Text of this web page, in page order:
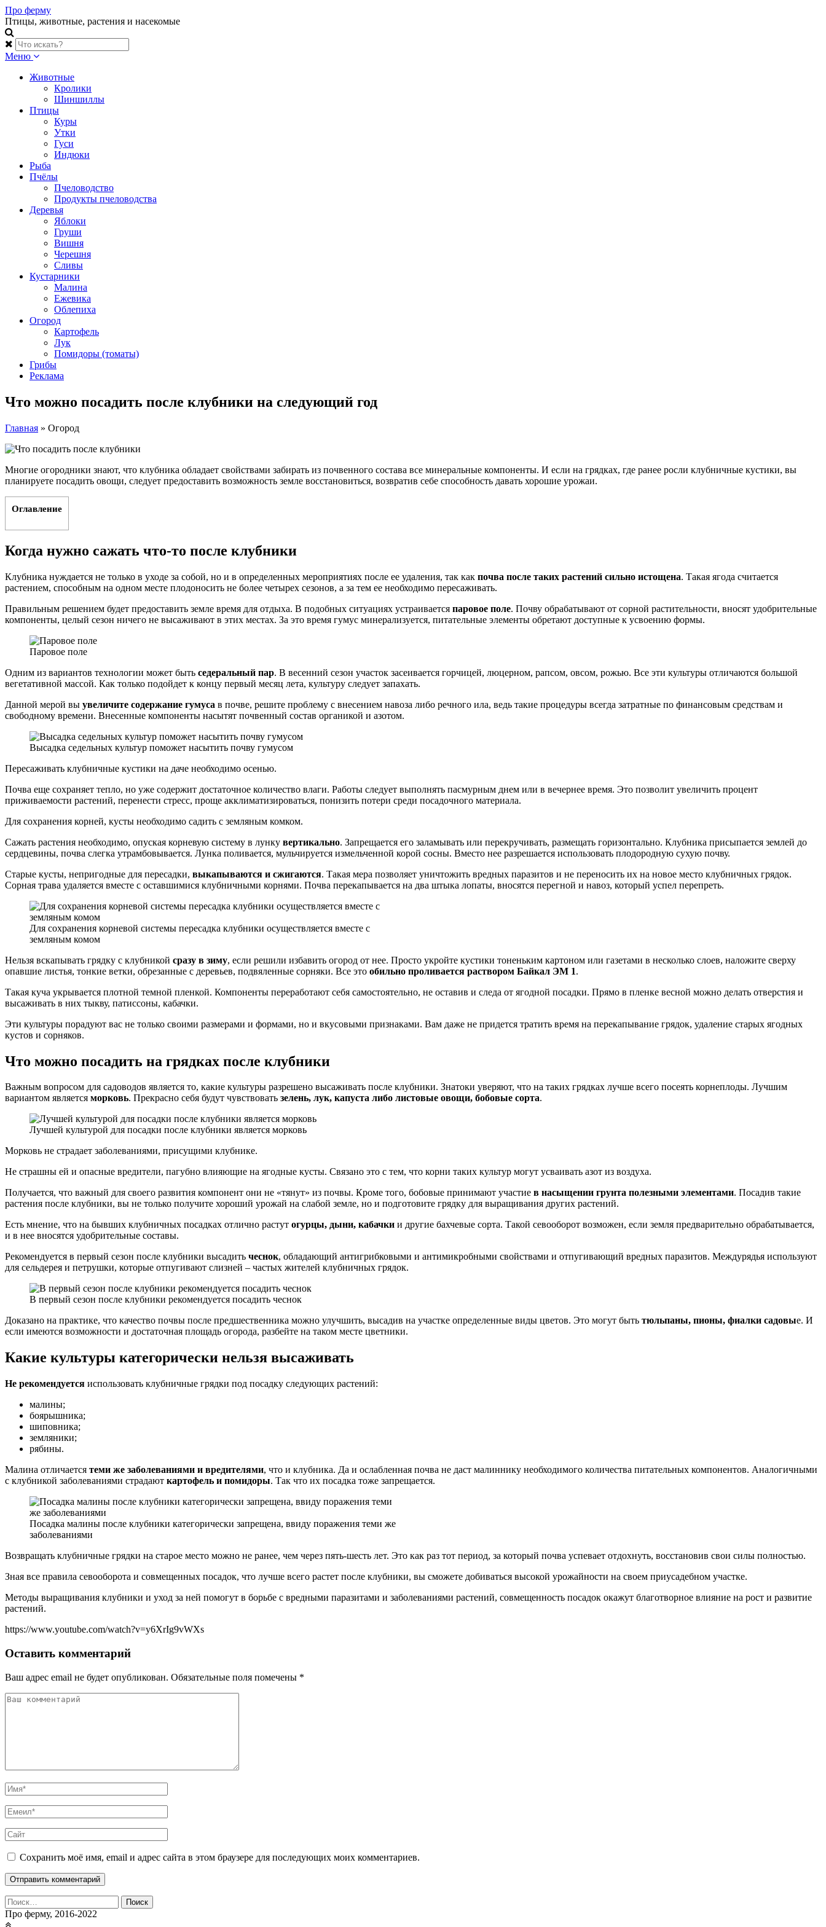
Skip
to
content
Про ферму
Птицы, животные, растения и насекомые
Меню
Животные
Кролики
Шиншиллы
Птицы
Куры
Утки
Гуси
Индюки
Рыба
Пчёлы
Пчеловодство
Продукты пчеловодства
Деревья
Яблоки
Груши
Вишня
Черешня
Сливы
Кустарники
Малина
Ежевика
Облепиха
Огород
Картофель
Лук
Помидоры (томаты)
Грибы
Реклама
Что можно посадить после клубники на следующий год
Главная » Огород
Многие огородники знают, что клубника обладает свойствами забирать из почвенного состава все минеральные компоненты. И если на грядках, где ранее росли клубничные кустики, вы
планируете посадить овощи, следует предоставить возможность земле восстановиться, возвратив себе способность давать хорошие урожаи.
Оглавление
Когда нужно сажать что-то после клубники
Клубника нуждается не только в уходе за собой, но и в определенных мероприятиях после ее удаления, так как почва после таких растений сильно истощена. Такая ягода считается
растением, способным на одном месте плодоносить не более четырех сезонов, а за тем ее необходимо пересаживать.
Правильным решением будет предоставить земле время для отдыха. В подобных ситуациях устраивается паровое поле. Почву обрабатывают от сорной растительности, вносят удобрительные
компоненты, целый сезон ничего не высаживают в этих местах. За это время гумус минерализуется, питательные элементы обретают доступные к усвоению формы.
Паровое поле
Одним из вариантов технологии может быть седеральный пар. В весенний сезон участок засеивается горчицей, люцерном, рапсом, овсом, рожью. Все эти культуры отличаются большой
вегетативной массой. Как только подойдет к концу первый месяц лета, культуру следует запахать.
Данной мерой вы увеличите содержание гумуса в почве, решите проблему с внесением навоза либо речного ила, ведь такие процедуры всегда затратные по финансовым средствам и
свободному времени. Внесенные компоненты насытят почвенный состав органикой и азотом.
Высадка седельных культур поможет насытить почву гумусом
Пересаживать клубничные кустики на даче необходимо осенью.
Почва еще сохраняет тепло, но уже содержит достаточное количество влаги. Работы следует выполнять пасмурным днем или в вечернее время. Это позволит увеличить процент
приживаемости растений, перенести стресс, проще акклиматизироваться, понизить потери среди посадочного материала.
Для сохранения корней, кусты необходимо садить с земляным комком.
Сажать растения необходимо, опуская корневую систему в лунку вертикально. Запрещается его заламывать или перекручивать, размещать горизонтально. Клубника присыпается землей до
сердцевины, почва слегка утрамбовывается. Лунка поливается, мульчируется измельченной корой сосны. Вместо нее разрешается использовать плодородную сухую почву.
Старые кусты, непригодные для пересадки, выкапываются и сжигаются. Такая мера позволяет уничтожить вредных паразитов и не переносить их на новое место клубничных грядок.
Сорная трава удаляется вместе с оставшимися клубничными корнями. Почва перекапывается на два штыка лопаты, вносятся перегной и навоз, который успел перепреть.
Для сохранения корневой системы пересадка клубники осуществляется вместе с
земляным комом
Нельзя вскапывать грядку с клубникой сразу в зиму, если решили избавить огород от нее. Просто укройте кустики тоненьким картоном или газетами в несколько слоев, наложите сверху
опавшие листья, тонкие ветки, обрезанные с деревьев, подвяленные сорняки. Все это обильно проливается раствором Байкал ЭМ 1.
Такая куча укрывается плотной темной пленкой. Компоненты переработают себя самостоятельно, не оставив и следа от ягодной посадки. Прямо в пленке весной можно делать отверстия и
высаживать в них тыкву, патиссоны, кабачки.
Эти культуры порадуют вас не только своими размерами и формами, но и вкусовыми признаками. Вам даже не придется тратить время на перекапывание грядок, удаление старых ягодных
кустов и сорняков.
Что можно посадить на грядках после клубники
Важным вопросом для садоводов является то, какие культуры разрешено высаживать после клубники. Знатоки уверяют, что на таких грядках лучше всего посеять корнеплоды. Лучшим
вариантом является морковь. Прекрасно себя будут чувствовать зелень, лук, капуста либо листовые овощи, бобовые сорта.
Лучшей культурой для посадки после клубники является морковь
Морковь не страдает заболеваниями, присущими клубнике.
Не страшны ей и опасные вредители, пагубно влияющие на ягодные кусты. Связано это с тем, что корни таких культур могут усваивать азот из воздуха.
Получается, что важный для своего развития компонент они не «тянут» из почвы. Кроме того, бобовые принимают участие в насыщении грунта полезными элементами. Посадив такие
растения после клубники, вы не только получите хороший урожай на слабой земле, но и подготовите грядку для выращивания других растений.
Есть мнение, что на бывших клубничных посадках отлично растут огурцы, дыни, кабачки и другие бахчевые сорта. Такой севооборот возможен, если земля предварительно обрабатывается,
и в нее вносятся удобрительные составы.
Рекомендуется в первый сезон после клубники высадить чеснок, обладающий антигрибковыми и антимикробными свойствами и отпугивающий вредных паразитов. Междурядья используют
для сельдерея и петрушки, которые отпугивают слизней – частых жителей клубничных грядок.
В первый сезон после клубники рекомендуется посадить чеснок
Доказано на практике, что качество почвы после предшественника можно улучшить, высадив на участке определенные виды цветов. Это могут быть тюльпаны, пионы, фиалки садовые. И
если имеются возможности и достаточная площадь огорода, разбейте на таком месте цветники.
Какие культуры категорически нельзя высаживать
Не рекомендуется использовать клубничные грядки под посадку следующих растений:
малины;
боярышника;
шиповника;
земляники;
рябины.
Малина отличается теми же заболеваниями и вредителями, что и клубника. Да и ослабленная почва не даст малиннику необходимого количества питательных компонентов. Аналогичными
с клубникой заболеваниями страдают картофель и помидоры. Так что их посадка тоже запрещается.
Посадка малины после клубники категорически запрещена, ввиду поражения теми же
заболеваниями
Возвращать клубничные грядки на старое место можно не ранее, чем через пять-шесть лет. Это как раз тот период, за который почва успевает отдохнуть, восстановив свои силы полностью.
Зная все правила севооборота и совмещенных посадок, что лучше всего растет после клубники, вы сможете добиваться высокой урожайности на своем приусадебном участке.
Методы выращивания клубники и уход за ней помогут в борьбе с вредными паразитами и заболеваниями растений, совмещенность посадок окажут благотворное влияние на рост и развитие
растений.
https://www.youtube.com/watch?v=y6XrIg9vWXs
Оставить комментарий
Ваш адрес email не будет опубликован. Обязательные поля помечены *
Сохранить моё имя, email и адрес сайта в этом браузере для последующих моих комментариев.
Найти:
Про ферму, 2016-2022